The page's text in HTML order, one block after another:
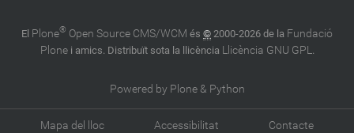
El Plone® Open Source CMS/WCM és © 2000-2026 de la Fundació
Plonei amics. Distribuït sota la llicència Llicència GNU GPL.
Powered by Plone & Python
Mapa del lloc Accessibilitat Contacte